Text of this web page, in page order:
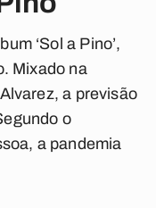
‘Sol a Pino’,
Mixado na
a previsão
o
a pandemia